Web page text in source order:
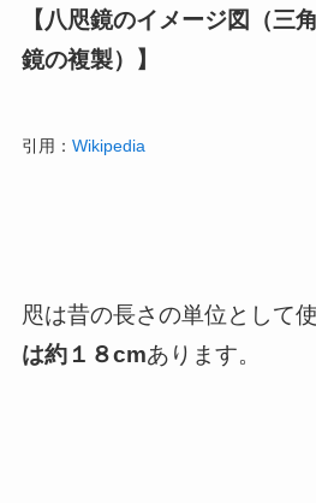
【八咫鏡のイメージ図（三
鏡の複製）】
引用： Wikipedia
咫は昔の長さの単位として
は約１８cmあります。